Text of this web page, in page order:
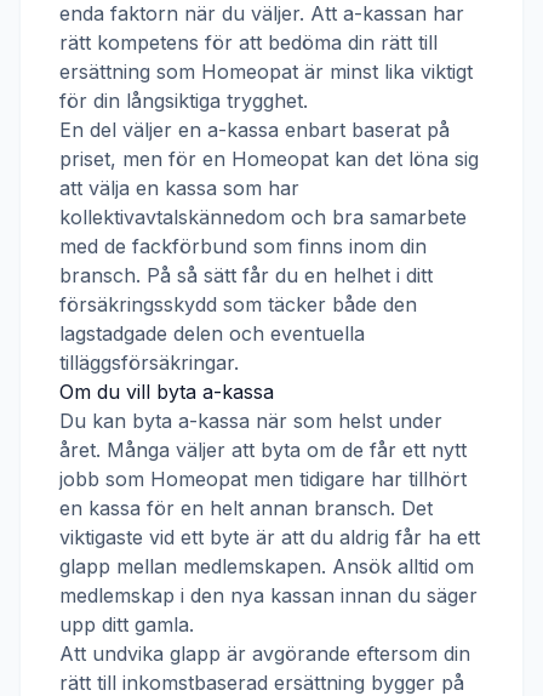
enda faktorn när du väljer. Att a-kassan har
rätt kompetens för att bedöma din rätt till
ersättning som Homeopat är minst lika viktigt
för din långsiktiga trygghet.
En del väljer en a-kassa enbart baserat på
priset, men för en Homeopat kan det löna sig
att välja en kassa som har
kollektivavtalskännedom och bra samarbete
med de fackförbund som finns inom din
bransch. På så sätt får du en helhet i ditt
försäkringsskydd som täcker både den
lagstadgade delen och eventuella
tilläggsförsäkringar.
Om du vill byta a-kassa
Du kan byta a-kassa när som helst under
året. Många väljer att byta om de får ett nytt
jobb som Homeopat men tidigare har tillhört
en kassa för en helt annan bransch. Det
viktigaste vid ett byte är att du aldrig får ha ett
glapp mellan medlemskapen. Ansök alltid om
medlemskap i den nya kassan innan du säger
upp ditt gamla.
Att undvika glapp är avgörande eftersom din
rätt till inkomstbaserad ersättning bygger på